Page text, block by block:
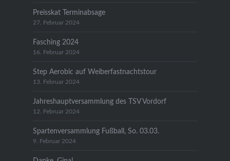
Preisskat Terminabsage
27. Februar 2024
Fasching 2024
16. Februar 2024
Step Aerobic auf Weiberfastnachtstour
13. Februar 2024
Jahreshauptversammlung des TSV Vordorf
12. Februar 2024
Spartenversammlung Fußball, So. 03.03.
9. Februar 2024